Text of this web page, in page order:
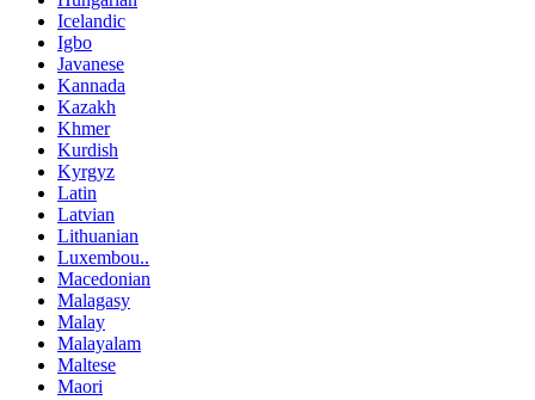
Icelandic
Igbo
Javanese
Kannada
Kazakh
Khmer
Kurdish
Kyrgyz
Latin
Latvian
Lithuanian
Luxembou..
Macedonian
Malagasy
Malay
Malayalam
Maltese
Maori